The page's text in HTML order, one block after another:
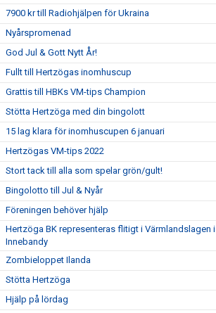
7900 kr till Radiohjälpen för Ukraina
Nyårspromenad
God Jul & Gott Nytt År!
Fullt till Hertzögas inomhuscup
Grattis till HBKs VM-tips Champion
Stötta Hertzöga med din bingolott
15 lag klara för inomhuscupen 6 januari
Hertzögas VM-tips 2022
Stort tack till alla som spelar grön/gult!
Bingolotto till Jul & Nyår
Föreningen behöver hjälp
Hertzöga BK representeras flitigt i Värmlandslagen i
Innebandy
Zombieloppet Ilanda
Stötta Hertzöga
Hjälp på lördag